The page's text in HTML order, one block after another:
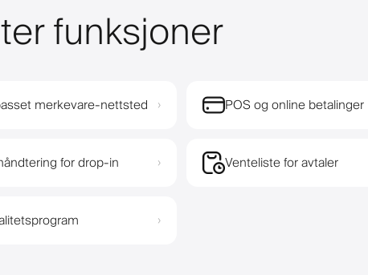
funksjoner
merkevare-nettsted › POS og online betalinger
for drop-in › Venteliste for avtaler
›